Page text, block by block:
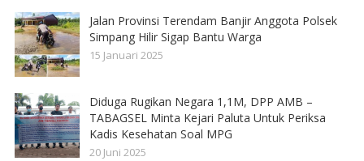
Jalan Provinsi Terendam Banjir Anggota Polsek
Simpang Hilir Sigap Bantu Warga
15 Januari 2025
Diduga Rugikan Negara 1,1M, DPP AMB –
TABAGSEL Minta Kejari Paluta Untuk Periksa
Kadis Kesehatan Soal MPG
20 Juni 2025